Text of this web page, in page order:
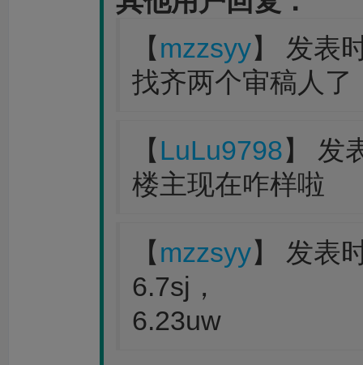
【 mzzsyy】 发表
找齐两个审稿人
【 LuLu9798】 发
楼主现在咋样啦
【 mzzsyy】 发表
6.7sj，
6.23uw